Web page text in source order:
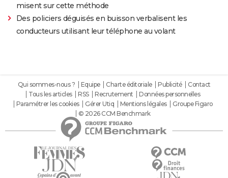
misent sur cette méthode
Des policiers déguisés en buisson verbalisent les
conducteurs utilisant leur téléphone au volant
Qui sommes-nous ? Equipe Charte éditoriale Publicité
Contact
Tous les articles
RSS Recrutement
Données personnelles
Paramétrer les cookies
Gérer Utiq Mentions légales
Groupe Figaro
© 2026 CCM Benchmark